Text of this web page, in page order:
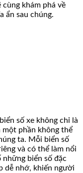
cùng khám phá về
ẩn sau chúng.
số xe không chỉ là
một phần không thể
ta. Mỗi biển số
và có thể làm nổi
những biển số đặc
dễ nhớ, khiến người